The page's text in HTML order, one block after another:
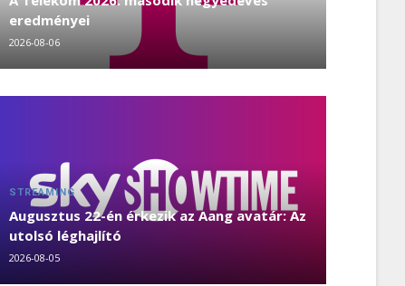
eredményei
2026-08-06
STREAMING
Augusztus 22-én érkezik az Aang avatár: Az
utolsó léghajlító
2026-08-05